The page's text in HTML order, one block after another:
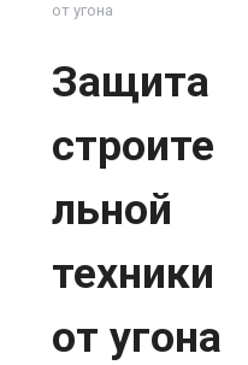
от угона
Защита
строите
льной
техники
от угона